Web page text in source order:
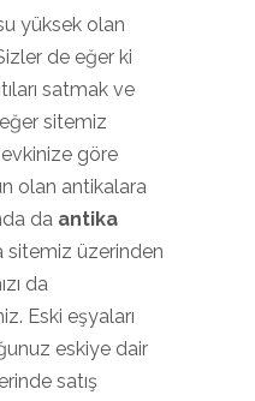
yüksek olan
de eğer ki
satmak ve
sitemiz
göre
olan antikalara
da antika
sitemiz üzerinden
da
Eski eşyaları
eskiye dair
satış